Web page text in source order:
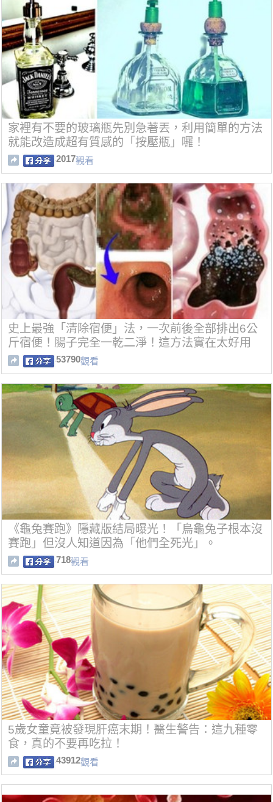
家裡有不要的玻璃瓶先別急著丟，利用簡單的方法
就能改造成超有質感的「按壓瓶」囉！
2017觀看
史上最強「清除宿便」法，一次前後全部排出6公
斤宿便！腸子完全一乾二淨！這方法實在太好用
了！
53790觀看
《龜兔賽跑》隱藏版結局曝光！「烏龜兔子根本沒
賽跑」但沒人知道因為「他們全死光」。
718觀看
5歲女童竟被發現肝癌末期！醫生警告：這九種零
食，真的不要再吃拉！
43912觀看